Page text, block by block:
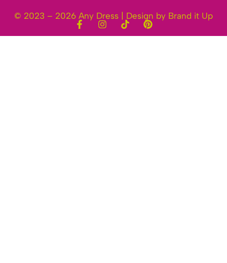
© 2023 – 2026 Any Dress | Design by Brand it Up